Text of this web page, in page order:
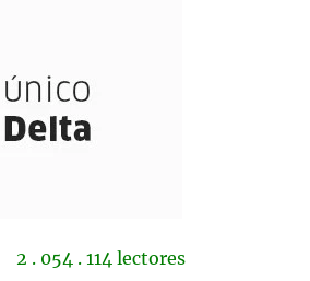
2 . 054 . 114 lectores